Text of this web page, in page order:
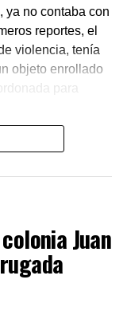
ya no contaba con
reportes, el
violencia, tenía
objeto enrollado
para
que el hombre
Servicio Médico
e inició la
para esclarecer
Juan